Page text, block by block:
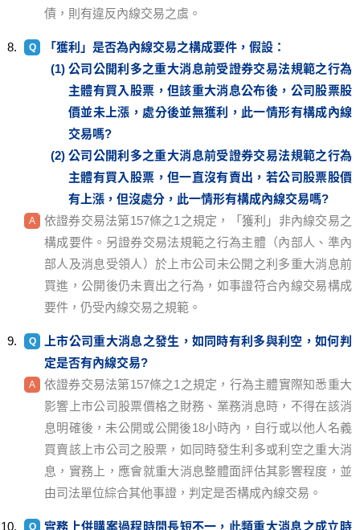
債，則有違反內線交易之虞。
「獲利」是否為內線交易之構成要件，假設：
公司公開利多之重大消息前受證券交易法規範之行為
主體有買入股票，但該重大消息公布後，公司股票股
價並未上漲，處分後並無獲利，此一情形有構成內線
交易嗎?
公司公開利多之重大消息前受證券交易法規範之行為
主體有買入股票，但一直沒有賣出，若公司股票股價
有上漲，但沒處分，此一情形有構成內線交易嗎?
依證券交易法第157條之1之規定，「獲利」非內線交易之
構成要件。另證券交易法規範之行為主體（內部人、準內
部人及消息受領人）於上市公司未公開之利多重大消息前
買進，公開後仍未賣出之行為，如事證符合內線交易構成
要件，仍受內線交易之規範。
上市公司重大消息之發生，如同時有利多與利空，如何判
定是否有內線交易?
依證券交易法第157條之1之規定，行為主體實際知悉重大
影響上市公司股票價格之財務、業務消息時，不得在該消
息明確後，未公開或公開後18小時內，自行或以他人名義
買賣該上市公司之股票，如同時發生利多或利空之重大消
息，實務上，應會就重大消息整體面評估其影響程度，並
由司法單位綜合其他事證，判定是否構成內線交易。
實務上併購案過程時間長短不一，此類重大消息之成立時